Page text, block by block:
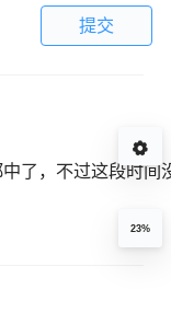
提交
了，不过这段时间
23%